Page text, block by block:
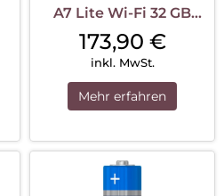
A7 Lite Wi-Fi 32 GB
Dark Grey
173,90 €
inkl. MwSt.
Mehr erfahren